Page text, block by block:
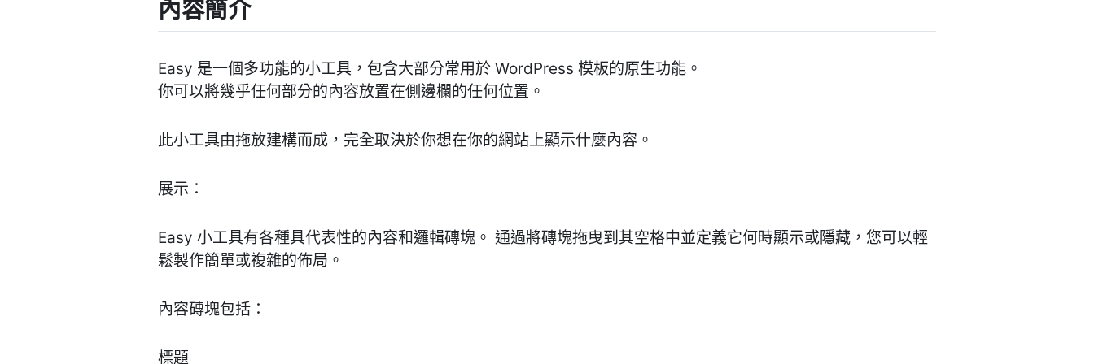
內容簡介
Easy 是一個多功能的小工具，包含大部分常用於 WordPress 模板的原生功能。
你可以將幾乎任何部分的內容放置在側邊欄的任何位置。
此小工具由拖放建構而成，完全取決於你想在你的網站上顯示什麼內容。
展示：
Easy 小工具有各種具代表性的內容和邏輯磚塊。 通過將磚塊拖曳到其空格中並定義它何時顯示或隱藏，您可以輕
鬆製作簡單或複雜的佈局。
內容磚塊包括：
標題